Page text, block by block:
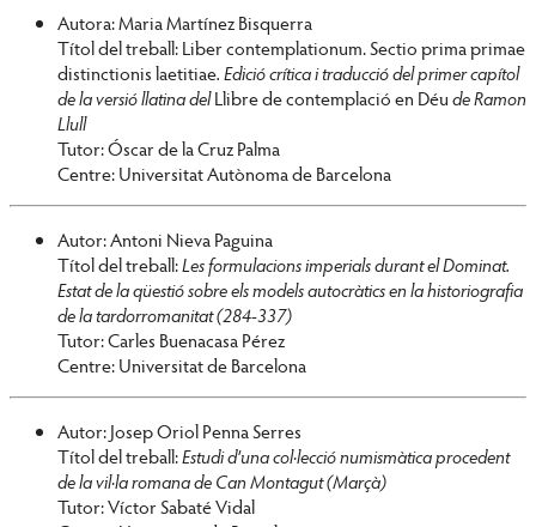
Autora: Maria Martínez Bisquerra
Títol del treball: Liber contemplationum. Sectio prima primae
distinctionis laetitiae. Edició crítica i traducció del primer capítol
de la versió llatina delLlibre de contemplació en Déude Ramon
Llull
Tutor: Óscar de la Cruz Palma
Centre: Universitat Autònoma de Barcelona
Autor: Antoni Nieva Paguina
Títol del treball:Les formulacions imperials durant el Dominat.
Estat de la qüestió sobre els models autocràtics en la historiografia
de la tardorromanitat (284-337)
Tutor: Carles Buenacasa Pérez
Centre: Universitat de Barcelona
Autor: Josep Oriol Penna Serres
Títol del treball:Estudi d’una col·lecció numismàtica procedent
de la vil·la romana de Can Montagut (Marçà)
Tutor: Víctor Sabaté Vidal